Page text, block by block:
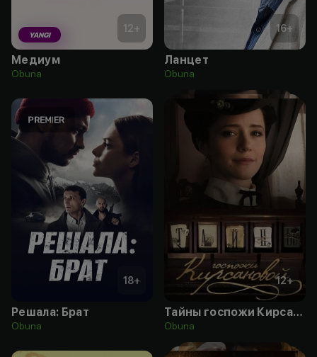
12+
YANGI
Медиум
Obuna
16+
Ланцет
Obuna
18+
Решала: Брат
Obuna
12+
Тайны госпожи Кирсановой
Obuna